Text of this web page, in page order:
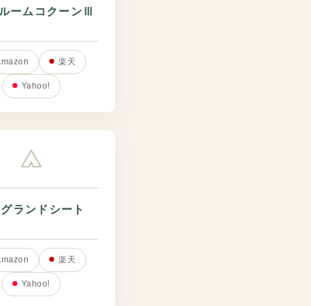
ームコクーンⅢ
楽天
Yahoo!
ランドシート
楽天
Yahoo!